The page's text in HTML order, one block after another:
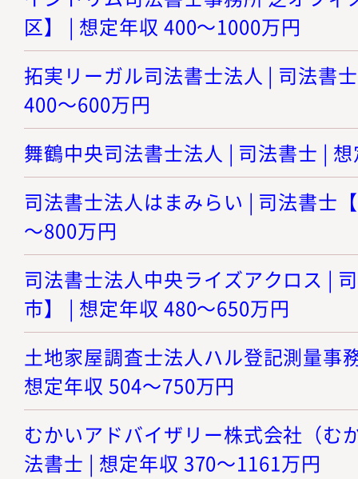
区】 | 想定年収 400～1000万円
拓実リーガル司法書士法人 | 司法書
400～600万円
舞鶴中央司法書士法人 | 司法書士 |
司法書士法人はまみらい | 司法書士
～800万円
司法書士法人中央ライズアクロス |
市】 | 想定年収 480～650万円
土地家屋調査士法人ハル登記測量事
想定年収 504～750万円
むかいアドバイザリー株式会社（む
法書士 | 想定年収 370～1161万円